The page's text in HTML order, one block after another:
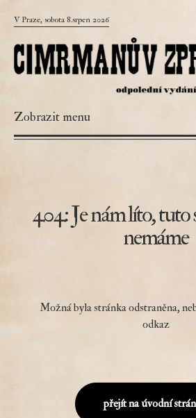
V Praze, sobota 8.srpen 2026
Zobrazit menu
404: Je nám líto, tuto
nemáme
Možná byla stránka odstraněna,
odkaz
přejít na úvodní